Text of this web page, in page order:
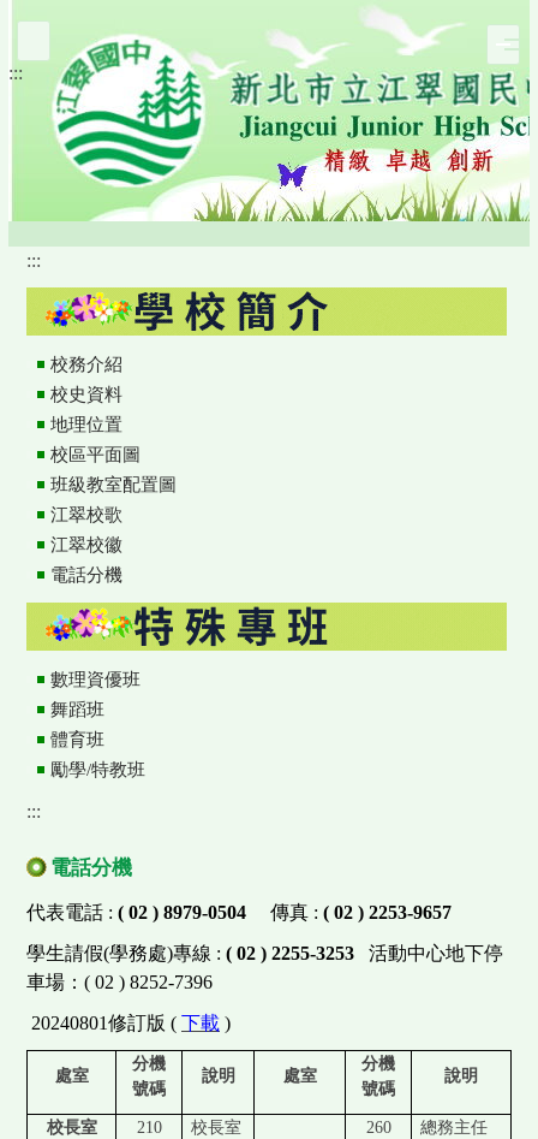
跳
主
:::
:::
校務介紹
校史資料
地理位置
校區平面圖
班級教室配置圖
江翠校歌
江翠校徽
電話分機
數理資優班
舞蹈班
體育班
勵學/特教班
:::
電話分機
代表電話 : ( 02 ) 8979-0504 傳真 : ( 02 ) 2253-9657
學生請假(學務處)專線 : ( 02 ) 2255-3253 活動中心地下停
車場：( 02 ) 8252-7396
20240801修訂版 ( 下載 )
處室
分機
號碼
說明 處室
分機
號碼
說明
校長室 210 校長室 260 總務主任